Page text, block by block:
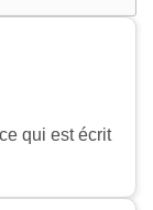
qui est écrit